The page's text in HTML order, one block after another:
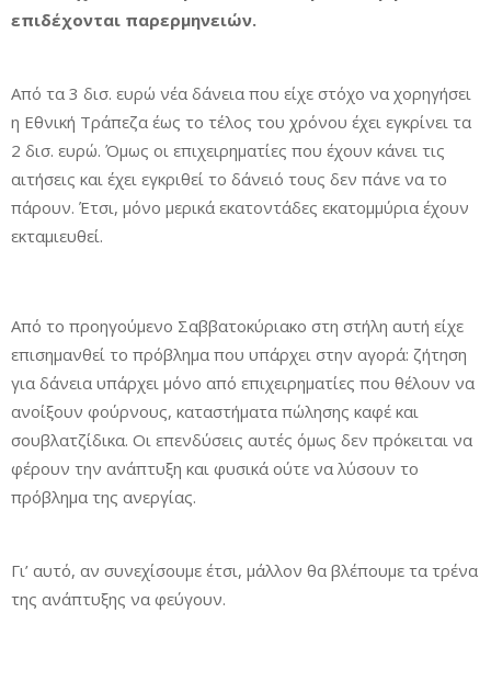
επιδέχονται παρερμηνειών.
Από τα 3 δισ. ευρώ νέα δάνεια που είχε στόχο να χορηγήσει
η Εθνική Τράπεζα έως το τέλος του χρόνου έχει εγκρίνει τα
2 δισ. ευρώ. Όμως οι επιχειρηματίες που έχουν κάνει τις
αιτήσεις και έχει εγκριθεί το δάνειό τους δεν πάνε να το
πάρουν. Έτσι, μόνο μερικά εκατοντάδες εκατομμύρια έχουν
εκταμιευθεί.
Από το προηγούμενο Σαββατοκύριακο στη στήλη αυτή είχε
επισημανθεί το πρόβλημα που υπάρχει στην αγορά: ζήτηση
για δάνεια υπάρχει μόνο από επιχειρηματίες που θέλουν να
ανοίξουν φούρνους, καταστήματα πώλησης καφέ και
σουβλατζίδικα. Οι επενδύσεις αυτές όμως δεν πρόκειται να
φέρουν την ανάπτυξη και φυσικά ούτε να λύσουν το
πρόβλημα της ανεργίας.
Γι’ αυτό, αν συνεχίσουμε έτσι, μάλλον θα βλέπουμε τα τρένα
της ανάπτυξης να φεύγουν.